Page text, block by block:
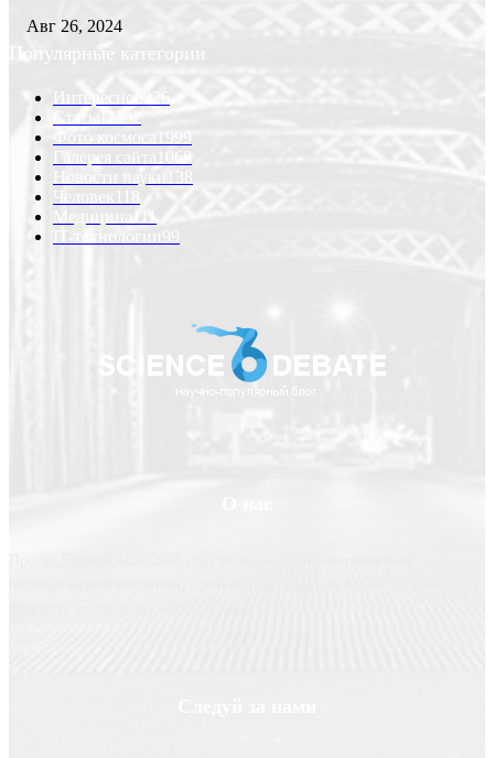
Авг 26, 2024
Популярные категории
Интересно
6226
Статьи
Фото космоса
1999
Галерея сайта 1068
Новости науки
Человек
Медицина
IT-технологии99